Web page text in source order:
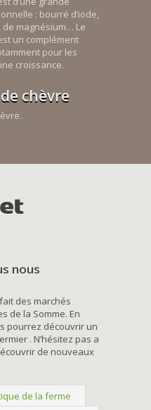
: bourré d’iode,
magnésium… Le
un complément
pour les
croissance.
chèvre
nous
des marchés
de la Somme. En
pourrez découvrir un
. N’hésitez pas a
de nouveaux
de la ferme